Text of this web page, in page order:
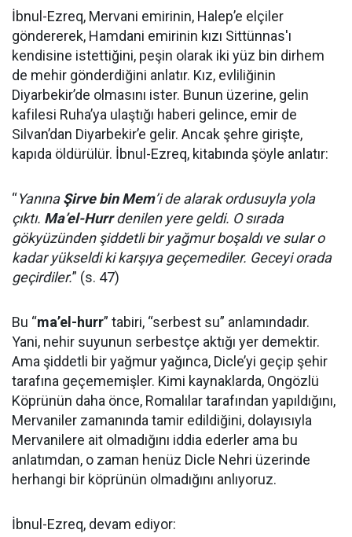
İbnul-Ezreq, Mervani emirinin, Halep’e elçiler
göndererek, Hamdani emirinin kızı Sittünnas'ı
kendisine istettiğini, peşin olarak iki yüz bin dirhem
de mehir gönderdiğini anlatır. Kız, evliliğinin
Diyarbekir’de olmasını ister. Bunun üzerine, gelin
kafilesi Ruha’ya ulaştığı haberi gelince, emir de
Silvan’dan Diyarbekir’e gelir. Ancak şehre girişte,
kapıda öldürülür. İbnul-Ezreq, kitabında şöyle anlatır:
“YanınaŞirve bin Mem’i de alarak ordusuyla yola
çıktı. Ma’el-Hurrdenilen yere geldi. O sırada
gökyüzünden şiddetli bir yağmur boşaldı ve sular o
kadar yükseldi ki karşıya geçemediler. Geceyi orada
geçirdiler.” (s. 47)
Bu “ma’el-hurr” tabiri, “serbest su” anlamındadır.
Yani, nehir suyunun serbestçe aktığı yer demektir.
Ama şiddetli bir yağmur yağınca, Dicle’yi geçip şehir
tarafına geçememişler. Kimi kaynaklarda, Ongözlü
Köprünün daha önce, Romalılar tarafından yapıldığını,
Mervaniler zamanında tamir edildiğini, dolayısıyla
Mervanilere ait olmadığını iddia ederler ama bu
anlatımdan, o zaman henüz Dicle Nehri üzerinde
herhangi bir köprünün olmadığını anlıyoruz.
İbnul-Ezreq, devam ediyor: